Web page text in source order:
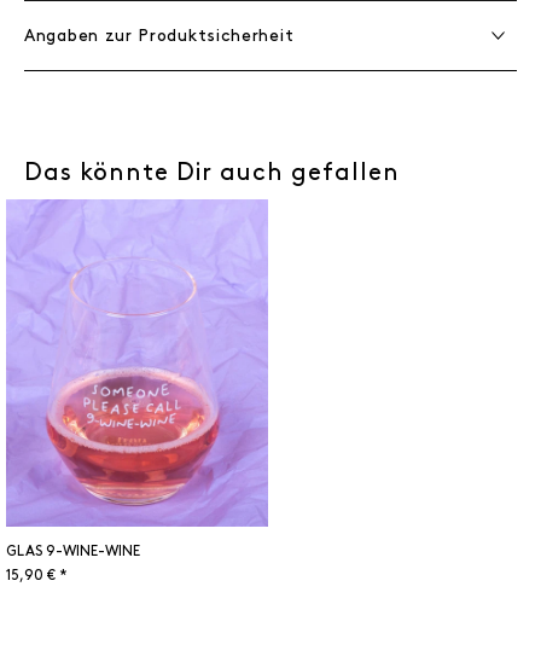
Angaben zur Produktsicherheit
Das könnte Dir auch gefallen
GLAS 9-WINE-WINE
15,90 € *